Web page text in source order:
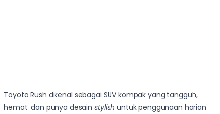
Toyota Rush dikenal sebagai SUV kompak yang tangguh,
hemat, dan punya desain stylish untuk penggunaan harian